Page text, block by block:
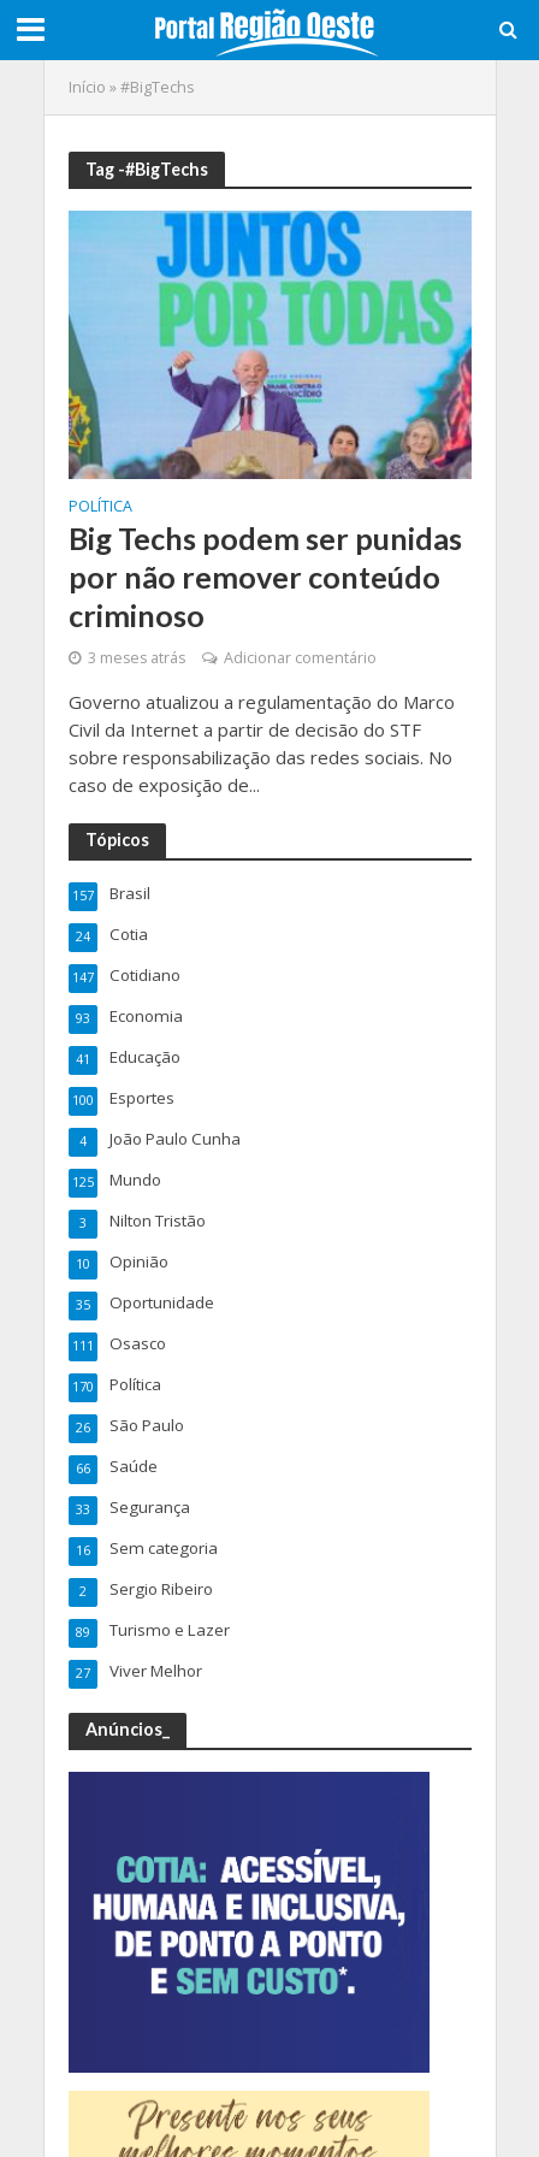
Início »#BigTechs
Tag -#BigTechs
POLÍTICA
Big Techs podem ser punidas
por não remover conteúdo
criminoso
3 meses atrás Adicionar comentário
Governo atualizou a regulamentação do Marco
Civil da Internet a partir de decisão do STF
sobre responsabilização das redes sociais. No
caso de exposição de...
Tópicos
Brasil
157
Cotia
24
Cotidiano
147
Economia
93
Educação
41
Esportes
100
João Paulo Cunha
4
Mundo
125
Nilton Tristão
3
Opinião
10
Oportunidade
35
Osasco
111
Política
170
São Paulo
26
Saúde
66
Segurança
33
Sem categoria
16
Sergio Ribeiro
2
Turismo e Lazer
89
Viver Melhor
27
Anúncios_